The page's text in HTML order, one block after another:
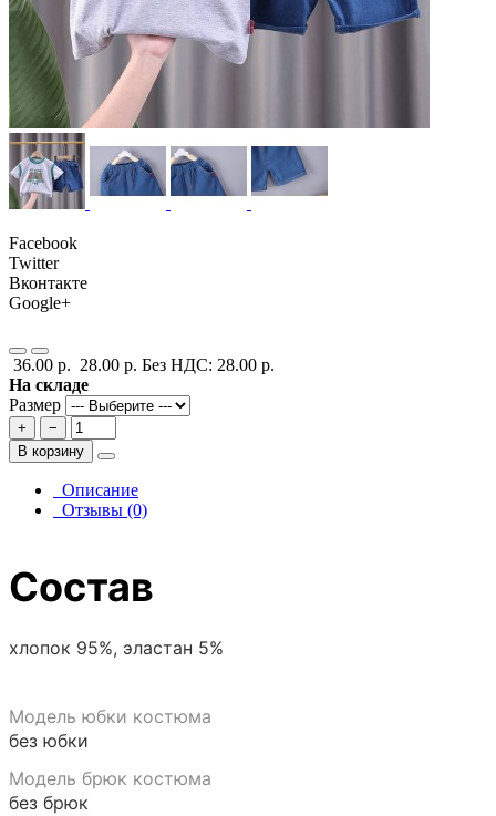
Facebook
Twitter
Вконтакте
Google+
36.00 р. 28.00 р. Без НДС: 28.00 р.
На складе
Размер
+
−
В корзину
Описание
Отзывы (0)
Состав
хлопок 95%, эластан 5%
Модель юбки костюма
без юбки
Модель брюк костюма
без брюк